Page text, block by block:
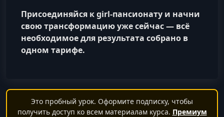
Присоединяйся к girl-пансионату и начни
свою трансформацию уже сейчас — всё
необходимое для результата собрано в
одном тарифе.
Это пробный урок. Оформите подписку, чтобы
получить доступ ко всем материалам курса. Премиум